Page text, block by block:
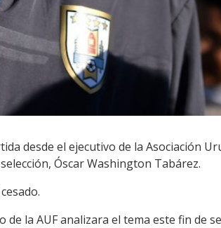
desde el ejecutivo de la Asociación
Óscar Washington Tabárez.
la AUF analizara el tema este fin de